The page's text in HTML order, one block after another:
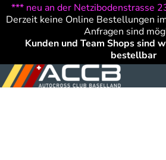
*** neu an der Netzibodenstrasse
Derzeit keine Online Bestellungen
Anfragen sind
Kunden und Team Shops sind
bestellbar